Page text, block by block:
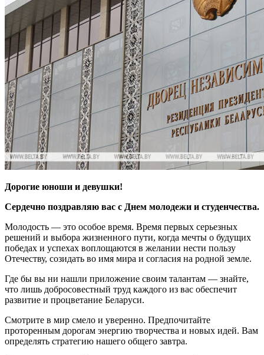
Дорогие юноши и девушки!
Сердечно поздравляю вас с Днем молодежи и студенчества.
Молодость — это особое время. Время первых серьезных
решений и выбора жизненного пути, когда мечты о будущих
победах и успехах воплощаются в желании нести пользу
Отечеству, созидать во имя мира и согласия на родной земле.
Где бы вы ни нашли приложение своим талантам — знайте,
что лишь добросовестный труд каждого из вас обеспечит
развитие и процветание Беларуси.
Смотрите в мир смело и уверенно. Предпочитайте
проторенным дорогам энергию творчества и новых идей. Вам
определять стратегию нашего общего завтра.